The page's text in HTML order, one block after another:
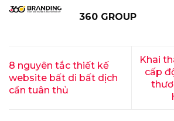
360 GROUP
8 nguyên tắc thiết kế
website bất di bất dịch
cần tuân thủ
Khai
cấp